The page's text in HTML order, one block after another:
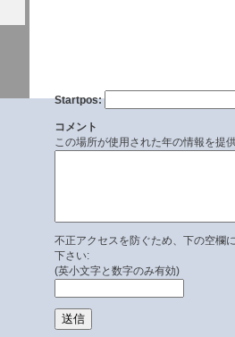
Startpos:
コメント
この場所が使用された年の情報を提
不正アクセスを防ぐため、下の空欄
下さい:
(英小文字と数字のみ有効)